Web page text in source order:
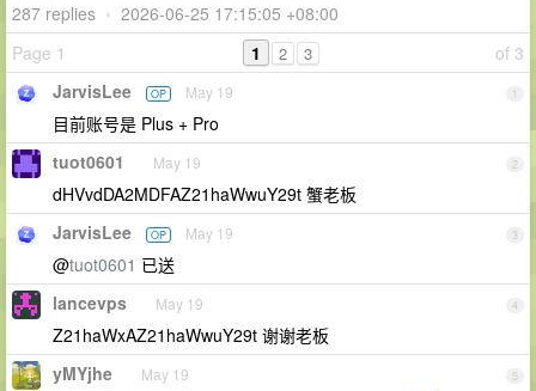
287 replies • 2026-06-25 17:15:05 +08:00
Page 1
of 3
1 2 3
1
JarvisLee OP May 19
目前账号是 Plus + Pro
2
tuot0601 May 19
dHVvdDA2MDFAZ21haWwuY29t 蟹老板
3
JarvisLee OP May 19
@tuot0601 已送
4
lancevps May 19
Z21haWxAZ21haWwuY29t 谢谢老板
5
yMYjhe May 19